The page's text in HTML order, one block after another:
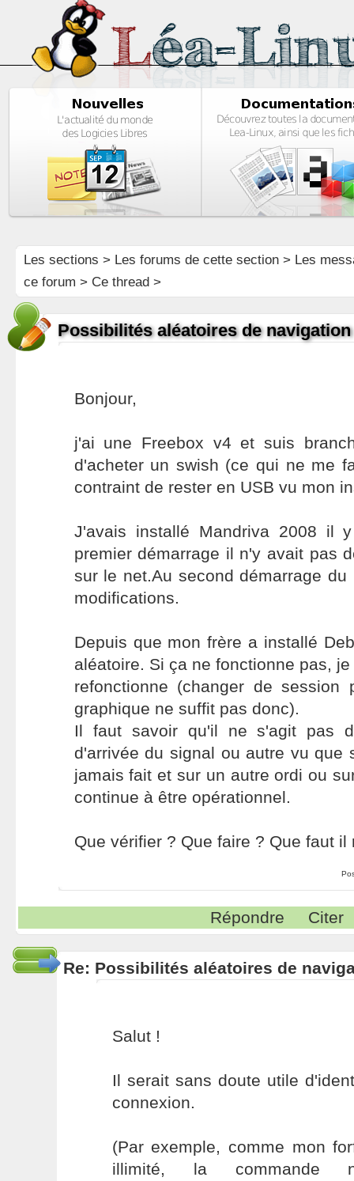
Les sections > Les forums de cette section> Les
ce forum > Ce thread >
Possibilités aléatoires de navigation
Bonjour,
j'ai une Freebox v4 et suis
d'acheter un swish (ce qui ne me
contraint de rester en USB vu mon
J'avais installé Mandriva 2008 il
premier démarrage il n'y avait pas
sur le net.Au second démarrage
modifications.
Depuis que mon frère a installé
aléatoire. Si ça ne fonctionne pas,
refonctionne (changer de session
graphique ne suffit pas donc).
Il faut savoir qu'il ne s'agit pas
d'arrivée du signal ou autre vu que
jamais fait et sur un autre ordi ou
continue à être opérationnel.
Que vérifier ? Que faire ? Que faut il
Répondre Citer
Re: Possibilités aléatoires de
Salut !
Il serait sans doute utile
connexion.
(Par exemple, comme mon
illimité, la commande